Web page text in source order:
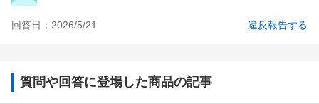
回答日： 2026/5/21 違反報告する
質問や回答に登場した商品の記事